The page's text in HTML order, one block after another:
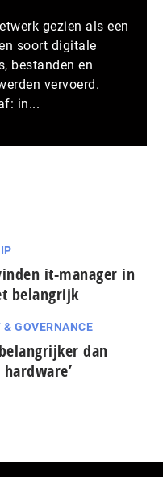
gezien als een
soort digitale
bestanden en
vervoerd.
in...
it-manager in
belangrijk
GOVERNANCE
dan